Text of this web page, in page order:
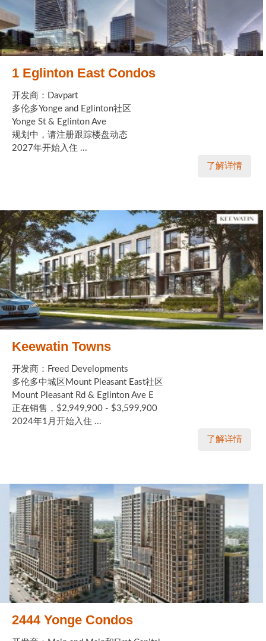
1 Eglinton East Condos
开发商：Davpart
多伦多Yonge and Eglinton社区
Yonge St & Eglinton Ave
规划中，请注册跟踪楼盘动态
2027年开始入住 ...
了解详情
Keewatin Towns
开发商：Freed Developments
多伦多中城区Mount Pleasant East社区
Mount Pleasant Rd & Eglinton Ave E
正在销售，$2,949,900 - $3,599,900
2024年1月开始入住 ...
了解详情
2444 Yonge Condos